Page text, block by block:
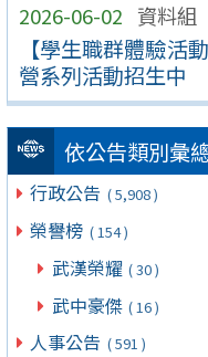
2026-06-02 資料組
【學生職群體驗活
營系列活動招生中
依公告類別彙
行政公告 ( 5,908 )
榮譽榜 ( 154 )
武漢榮耀 ( 30 )
武中豪傑 ( 16 )
人事公告 ( 591 )